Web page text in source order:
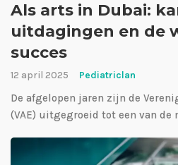
Als arts in Dubai:
uitdagingen en de
succes
12 april 2025 Pediatriclan
De afgelopen jaren zijn de
(VAE) uitgegroeid tot een van